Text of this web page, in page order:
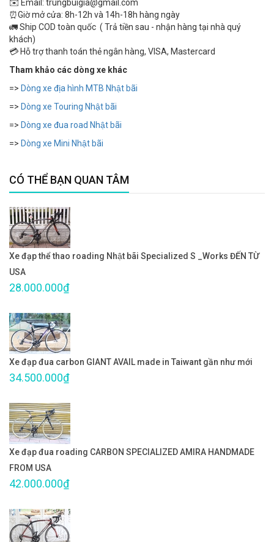
✉️ Email: trungbuigia@gmail.com
⏰Giờ mở cửa: 8h-12h và 14h-18h hàng ngày
🚛 Ship COD toàn quốc ( Trả tiền sau - nhận hàng tại nhà quý
khách)
💳 Hỗ trợ thanh toán thẻ ngân hàng, VISA, Mastercard
Tham khảo các dòng xe khác
=> Dòng xe địa hình MTB Nhật bãi
=> Dòng xe Touring Nhật bãi
=> Dòng xe đua road Nhật bãi
=> Dòng xe Mini Nhật bãi
CÓ THỂ BẠN QUAN TÂM
Xe đạp thể thao roading Nhật bãi Specialized S _Works ĐẾN TỪ
USA
28.000.000₫
Xe đạp đua carbon GIANT AVAIL made in Taiwant gần như mới
34.500.000₫
Xe đạp đua roading CARBON SPECIALIZED AMIRA HANDMADE
FROM USA
42.000.000₫